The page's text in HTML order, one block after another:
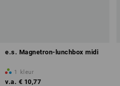
e.s. Magnetron-lunchbox midi
1 kleur
v.a. € 10,77